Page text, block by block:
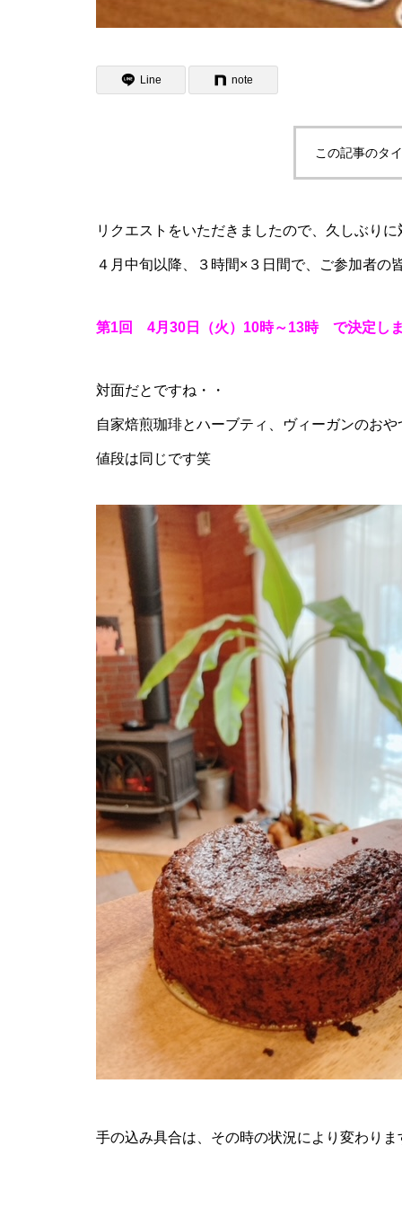
Line note
この記事のタ
リクエストをいただきましたので、久しぶり
４月中旬以降、３時間×３日間で、ご参加者の
第1回 4月30日（火）10時～13時 で決定し
対面だとですね・・
自家焙煎珈琲とハーブティ、ヴィーガンのお
値段は同じです笑
手の込み具合は、その時の状況により変わりま